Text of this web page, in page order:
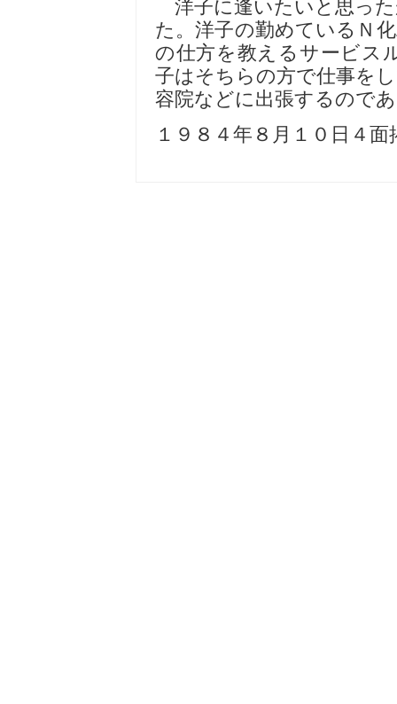
洋子に逢いたいと思っ
た。洋子の勤めているＮ
の仕方を教えるサービス
子はそちらの方で仕事を
容院などに出張するので
１９８４年８月１０日４面